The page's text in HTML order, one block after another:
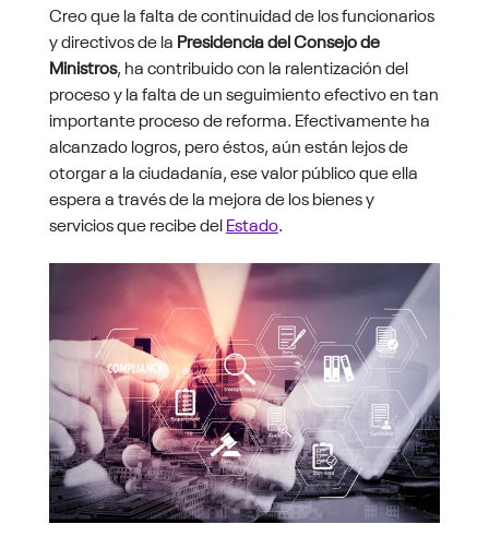
Creo que la falta de continuidad de los funcionarios
y directivos de la Presidencia del Consejo de
Ministros, ha contribuido con la ralentización del
proceso y la falta de un seguimiento efectivo en tan
importante proceso de reforma. Efectivamente ha
alcanzado logros, pero éstos, aún están lejos de
otorgar a la ciudadanía, ese valor público que ella
espera a través de la mejora de los bienes y
servicios que recibe delEstado.